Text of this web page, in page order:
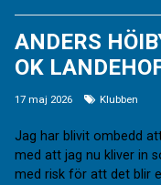
ANDERS
OK
17 maj 2026 Klubben
Jag har blivit ombedd
med att jag nu kliver in
med risk för att det blir